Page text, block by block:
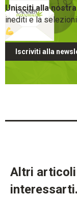
Unisciti alla
inediti e la
Iscriviti alla
Altri articoli